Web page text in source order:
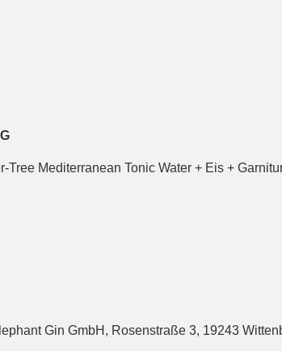
Tree Mediterranean Tonic Water + Eis +
Gin GmbH, Rosenstraße 3, 19243